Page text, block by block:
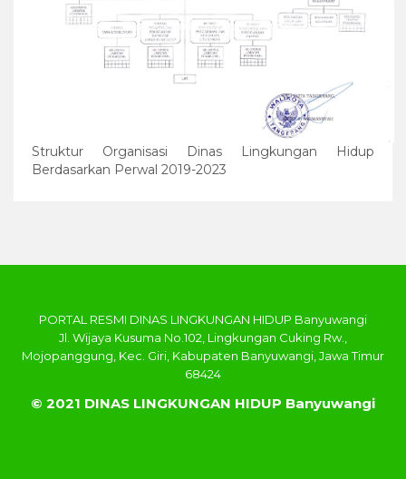
Struktur Organisasi Dinas Lingkungan Hidup
Berdasarkan Perwal 2019-2023
PORTAL RESMI DINAS LINGKUNGAN HIDUP Banyuwangi
Jl. Wijaya Kusuma No.102, Lingkungan Cuking Rw.,
Mojopanggung, Kec. Giri, Kabupaten Banyuwangi, Jawa Timur
68424
© 2021 DINAS LINGKUNGAN HIDUP Banyuwangi